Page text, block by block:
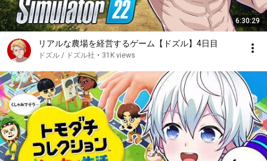
6:30:29
リアルな農場を経営するゲーム【ドズル】4日目
ドズル / ドズル社 • 31K views